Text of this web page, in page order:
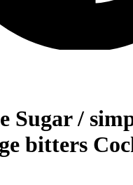
Sugar /
bitters